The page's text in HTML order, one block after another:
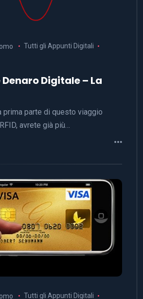
Tutti gli Appunti Digitali
Denaro Digitale – La
prima parte di questo viaggio
avrete già più…
Tutti gli Appunti Digitali